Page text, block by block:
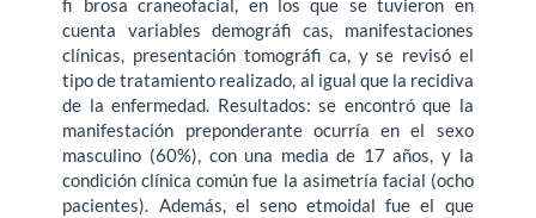
fi brosa craneofacial, en los que se tuvieron en
cuenta variables demográfi cas, manifestaciones
clínicas, presentación tomográfi ca, y se revisó el
tipo de tratamiento realizado, al igual que la recidiva
de la enfermedad. Resultados: se encontró que la
manifestación preponderante ocurría en el sexo
masculino (60%), con una media de 17 años, y la
condición clínica común fue la asimetría facial (ocho
pacientes). Además, el seno etmoidal fue el que